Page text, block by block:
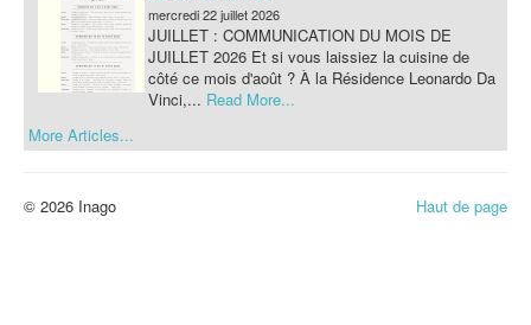
mercredi 22 juillet 2026
JUILLET 2026 Et si vous laissiez la cuisine de
côté ce mois d'août ? À la Résidence Leonardo Da
mercredi 22 juillet 2026
JUILLET : COMMUNICATION DU MOIS DE
JUILLET 2026 Et si vous laissiez la cuisine de
côté ce mois d'août ? À la Résidence Leonardo Da
Vinci,... Read More...
More Articles...
Haut de page
© 2026 Inago